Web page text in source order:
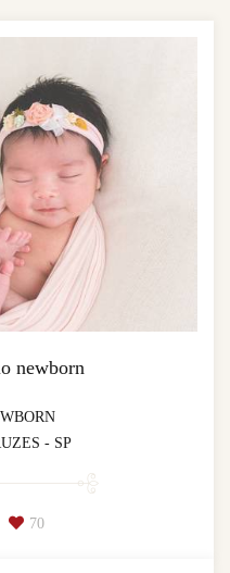
newborn
- SP
70